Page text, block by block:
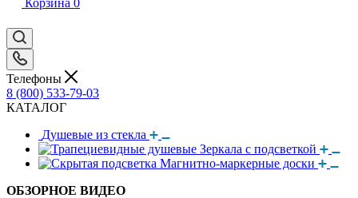
Корзина 0
Телефоны
8 (800) 533-79-03
КАТАЛОГ
Душевые из стекла
Зеркала с подсветкой
Магнитно-маркерные доски
ОБЗОРНОЕ ВИДЕО